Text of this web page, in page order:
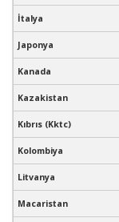
İtalya
Japonya
Kanada
Kazakistan
Kıbrıs (Kktc)
Kolombiya
Litvanya
Macaristan